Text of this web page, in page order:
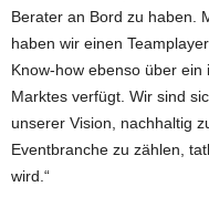
Berater an Bord zu haben.
haben wir einen
Know-how ebenso über
Marktes verfügt. Wir sind
unserer Vision, nachhaltig
Eventbranche zu zählen,
wird.“